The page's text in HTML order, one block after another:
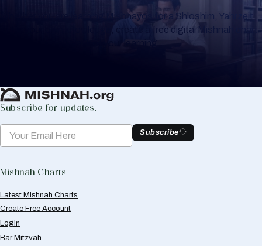
Whether you are learning Mishnayos for a Shloshim, Yahrzeit
or for your own knowledge, create a free digital Mishnah chart
to help you keep track of your learning.
Subscribe for updates.
Subscribe
Mishnah Charts
Latest Mishnah Charts
Create Free Account
Login
Bar Mitzvah